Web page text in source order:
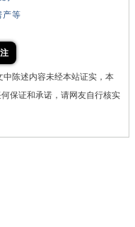
产等
陈述内容未经本站证实，本
保证和承诺，请网友自行核实